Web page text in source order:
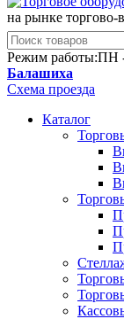
на рынке торгово-
Режим работы:ПН
Балашиха
Схема проезда
Каталог